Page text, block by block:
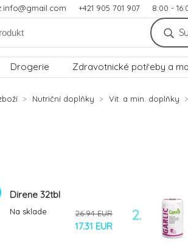
+421 905 701 907 8:00 -
Drogerie Zdravotnické potřeby a
Nutriční doplňky Vit. a min. doplňky
Direne 32tbl
Na sklade 26.94 EUR
17.31 EUR
2.